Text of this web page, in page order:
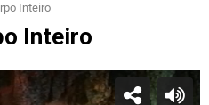
Inteiro
Inteiro